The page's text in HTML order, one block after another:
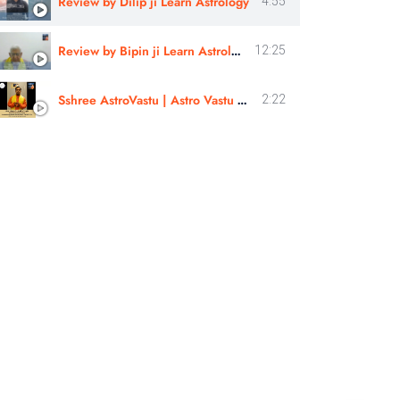
Review by Bipin ji Learn Astrology 12:25
Sshree AstroVastu | Astro Vastu Workshop | Review |Astrologer Rajendra Singh | Uttarakhand 2:22